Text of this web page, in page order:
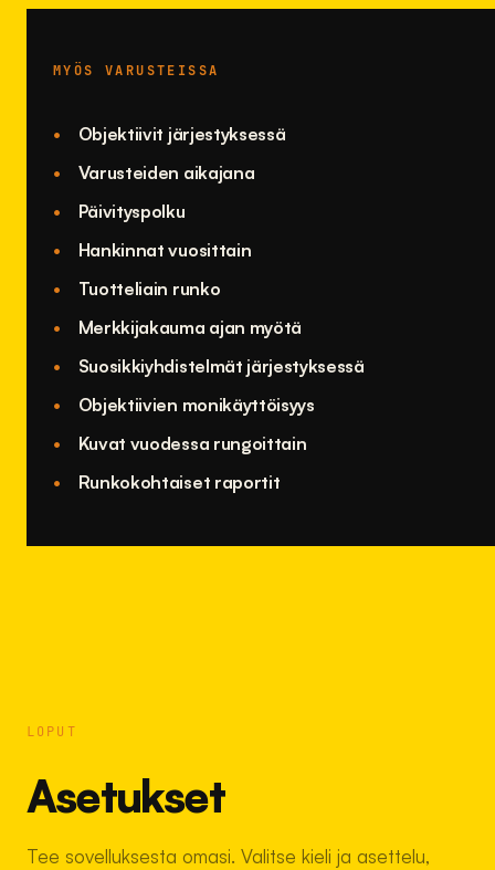
MYÖS VARUSTEISSA
Objektiivit järjestyksessä
Varusteiden aikajana
Päivityspolku
Hankinnat vuosittain
Tuotteliain runko
Merkkijakauma ajan myötä
Suosikkiyhdistelmät järjestyksessä
Objektiivien monikäyttöisyys
Kuvat vuodessa rungoittain
Runkokohtaiset raportit
LOPUT
Asetukset
Tee sovelluksesta omasi. Valitse kieli ja asettelu,